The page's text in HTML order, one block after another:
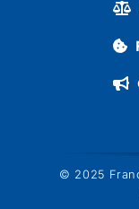
© 2025